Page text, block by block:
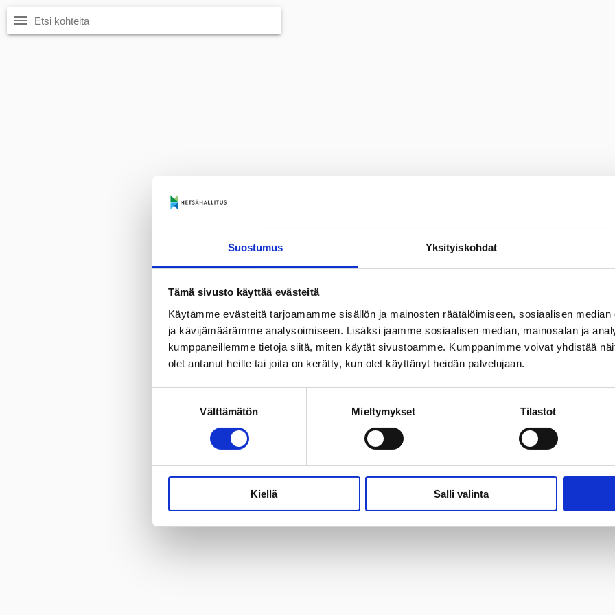
Suostumus Yksityiskohdat
Tämä sivusto käyttää evästeitä
Käytämme evästeitä tarjoamamme sisällön ja mainosten räätälöimiseen, sosiaalisen
ja kävijämäärämme analysoimiseen. Lisäksi jaamme sosiaalisen median, mainosalan ja
kumppaneillemme tietoja siitä, miten käytät sivustoamme. Kumppanimme voivat yhdistää
olet antanut heille tai joita on kerätty, kun olet käyttänyt heidän palvelujaan.
Välttämätön Mieltymykset Tilastot
Kiellä Salli valinta
menu